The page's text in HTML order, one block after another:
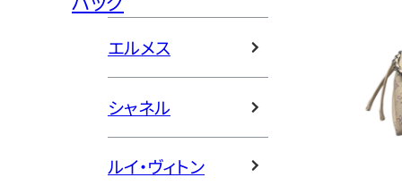
エルメス
シャネル
ルイ・ヴィトン